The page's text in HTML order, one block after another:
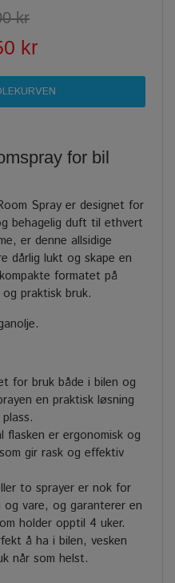
kr
kr
for bil
Spray er designet for
behagelig duft til ethvert
er denne allsidige
dårlig lukt og skape en
formatet på
praktisk bruk.
for bruk både i bilen og
en praktisk løsning
flasken er ergonomisk og
gir rask og effektiv
to sprayer er nok for
vare, og garanterer en
holder opptil 4 uker.
å ha i bilen, vesken
når som helst.